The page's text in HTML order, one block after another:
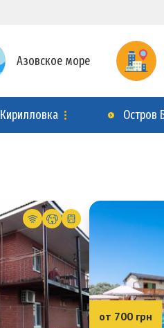
Азовское море
Кирилловка Остров
от 700 грн